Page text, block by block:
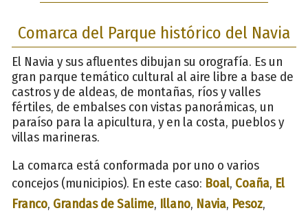
Comarca del Parque histórico del Navia
El Navia y sus afluentes dibujan su orografía. Es un
gran parque temático cultural al aire libre a base de
castros y de aldeas, de montañas, ríos y valles
fértiles, de embalses con vistas panorámicas, un
paraíso para la apicultura, y en la costa, pueblos y
villas marineras.
La comarca está conformada por uno o varios
concejos (municipios). En este caso: Boal, Coaña, El
Franco, Grandas de Salime, Illano, Navia, Pesoz,